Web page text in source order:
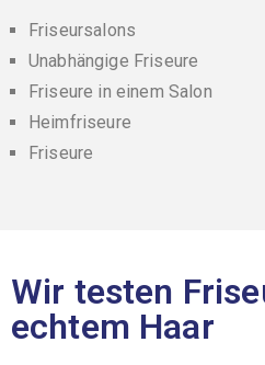
Friseursalons
Unabhängige Friseure
Friseure in einem Salon
Heimfriseure
Friseure
Wir testen
echtem Haar